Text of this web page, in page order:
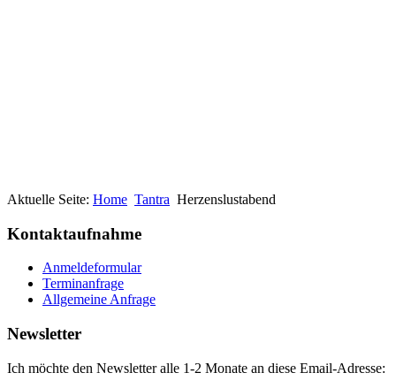
Aktuelle Seite: Home Tantra Herzenslustabend
Kontaktaufnahme
Anmeldeformular
Terminanfrage
Allgemeine Anfrage
Newsletter
Ich möchte den Newsletter alle 1-2 Monate an diese Email-Adresse: